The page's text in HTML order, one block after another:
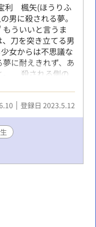
利 楓矢(ほうりふ
男に殺される夢。
ういいと言うま
刀を突き立てる男
女からは不思議な
に耐えきれず、あ
。 殺される側の
紫を持ち、今も殺
※主に現代を舞
定ですので、苦手
す ※設定にΩバー
ください
登録日 2023.5.12